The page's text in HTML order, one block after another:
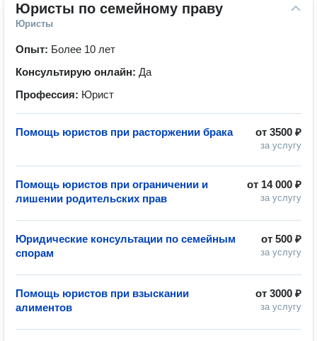
Юристы по семейному праву
Юристы
Опыт: Более 10 лет
Консультирую онлайн: Да
Профессия: Юрист
от 3500 ₽
за услугу
Помощь юристов при расторжении брака
от 14 000 ₽
за услугу
Помощь юристов при ограничении и
лишении родительских прав
от 500 ₽
за услугу
Юридические консультации по семейным
спорам
от 3000 ₽
за услугу
Помощь юристов при взыскании
алиментов